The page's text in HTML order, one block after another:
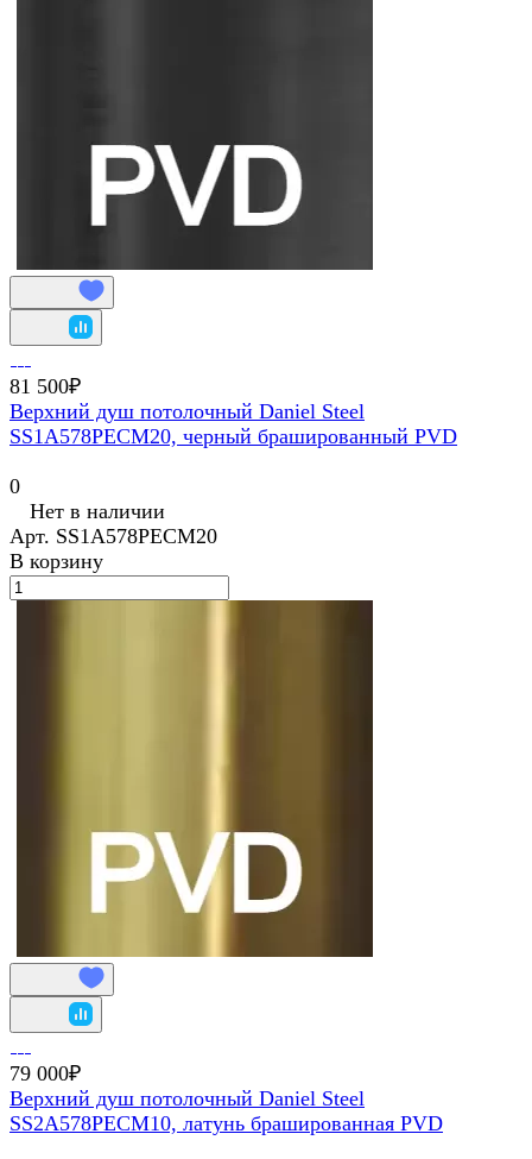
81 500₽
Верхний душ потолочный Daniel Steel
SS1A578PECM20, черный брашированный PVD
0
Нет в наличии
Арт. SS1A578PECM20
В корзину
79 000₽
Верхний душ потолочный Daniel Steel
SS2A578PECM10, латунь брашированная PVD